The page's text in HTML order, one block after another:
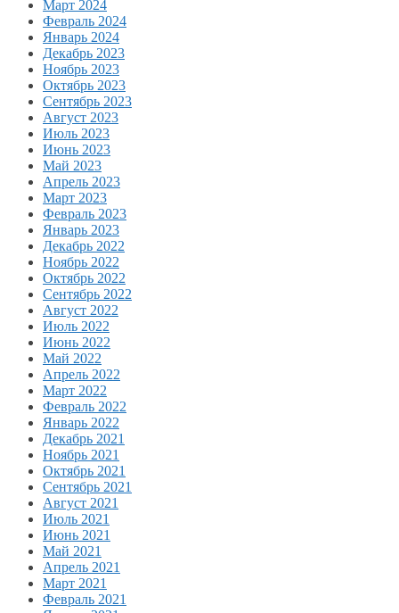
Март 2024
Февраль 2024
Январь 2024
Декабрь 2023
Ноябрь 2023
Октябрь 2023
Сентябрь 2023
Август 2023
Июль 2023
Июнь 2023
Май 2023
Апрель 2023
Март 2023
Февраль 2023
Январь 2023
Декабрь 2022
Ноябрь 2022
Октябрь 2022
Сентябрь 2022
Август 2022
Июль 2022
Июнь 2022
Май 2022
Апрель 2022
Март 2022
Февраль 2022
Январь 2022
Декабрь 2021
Ноябрь 2021
Октябрь 2021
Сентябрь 2021
Август 2021
Июль 2021
Июнь 2021
Май 2021
Апрель 2021
Март 2021
Февраль 2021